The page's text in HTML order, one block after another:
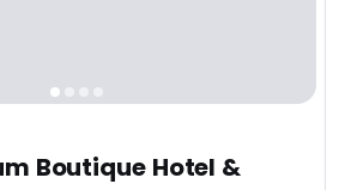
Boutique Hotel &